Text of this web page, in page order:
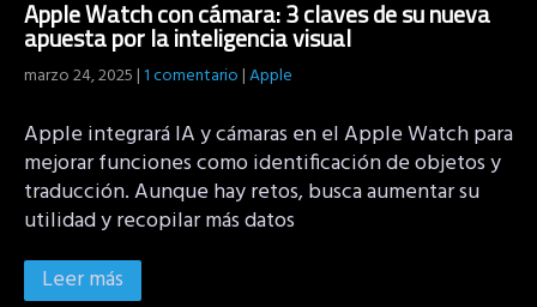
Apple Watch con cámara: 3 claves de su nueva
apuesta por la inteligencia visual
marzo 24, 2025|1 comentario|Apple
Apple integrará IA y cámaras en el Apple Watch para
mejorar funciones como identificación de objetos y
traducción. Aunque hay retos, busca aumentar su
utilidad y recopilar más datos
Leer más